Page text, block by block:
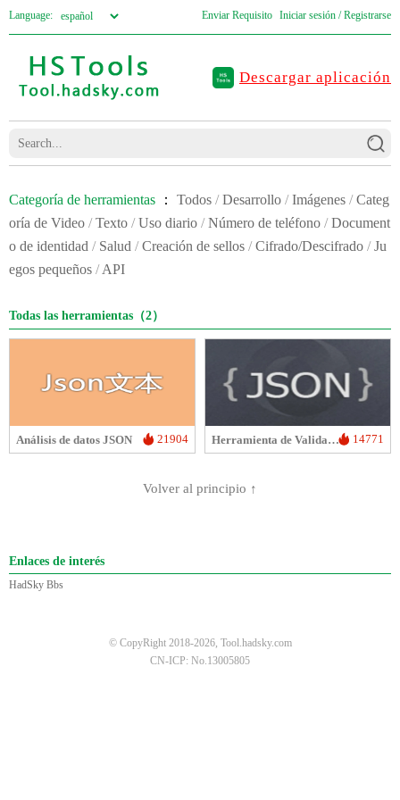
Language: Enviar Requisito Iniciar sesión / Registrarse
Descargar aplicación
Categoría de herramientas ： Todos / Desarrollo / Imágenes / Categ
oría de Video / Texto / Uso diario / Número de teléfono / Document
o de identidad / Salud / Creación de sellos / Cifrado/Descifrado / Ju
egos pequeños / API
Todas las herramientas（2）
Análisis de datos JSON 21904 Herramienta de Validación de Datos JSON 14771
Volver al principio ↑
Enlaces de interés
HadSky Bbs
© CopyRight 2018-2026, Tool.hadsky.com
CN-ICP: No.13005805